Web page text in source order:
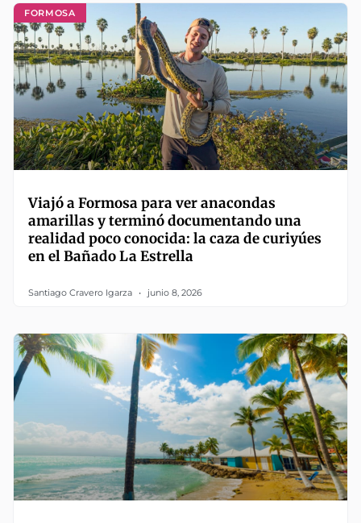
FORMOSA
Viajó a Formosa para ver anacondas
amarillas y terminó documentando una
realidad poco conocida: la caza de curiyúes
en el Bañado La Estrella
Santiago Cravero Igarza junio 8, 2026